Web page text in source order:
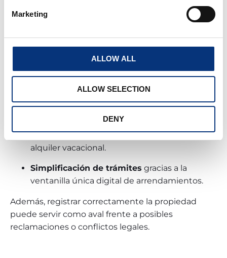
Marketing
ALLOW ALL
ALLOW SELECTION
DENY
Aunque a primera vista pueda parecer una carga
administrativa más, el registro único ofrece
numerosas ventajas a los arrendadores:
Mayor visibilidady confianza para sus
Protección legalal cumplir con la normativa
Acceso más sencilloa plataformas de
alquiler vacacional.
Simplificación de trámites gracias a la
ventanilla única digital de arrendamientos.
Además, registrar correctamente la propiedad
puede servir como aval frente a posibles
reclamaciones o conflictos legales.